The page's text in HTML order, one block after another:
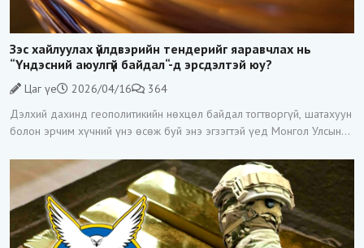
Зэс хайлуулах үйлдвэрийн тендерийг яаравчлах нь
“Үндэсний аюулгүй байдал“-д эрсдэлтэй юу?
Цаг үе 2026/04/16
364
Дэлхий дахинд геополитикийн нөхцөл байдал тогтворгүй, шатахуун
болон эрчим хүчний үнэ өсөж буй энэ эгзэгтэй үед Монгол Улсын
зарласан нь